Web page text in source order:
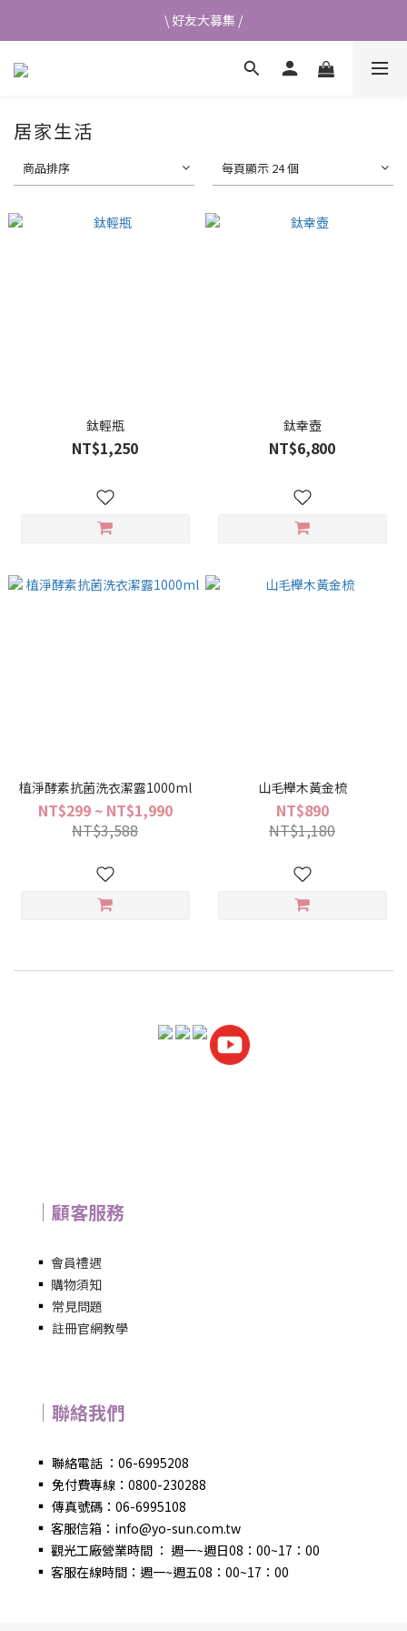
\ 好友大募集 /
\ 好友大募集 /
首次加入會員送$50元購物金💰
居家生活
商品排序 每頁顯示 24 個
鈦輕瓶
NT$1,250
鈦幸壺
NT$6,800
植淨酵素抗菌洗衣潔露1000ml
NT$299 ~ NT$1,990
NT$3,588
山毛櫸木黃金梳
NT$890
NT$1,180
｜顧客服務
▪ 會員禮遇
▪ 購物須知
▪ 常見問題
▪ 註冊官網教學
｜聯絡我們
▪ 聯絡電話 ：06-6995208
▪ 免付費專線：0800-230288
▪ 傳真號碼：06-6995108
▪ 客服信箱：info@yo-sun.com.tw
▪ 觀光工廠營業時間 ： 週一~週日08：00~17：00
▪ 客服在線時間：週一~週五08：00~17：00